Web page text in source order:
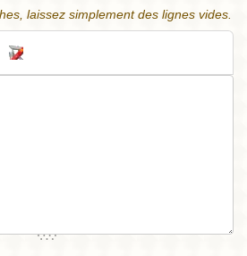
laissez simplement des lignes vides.